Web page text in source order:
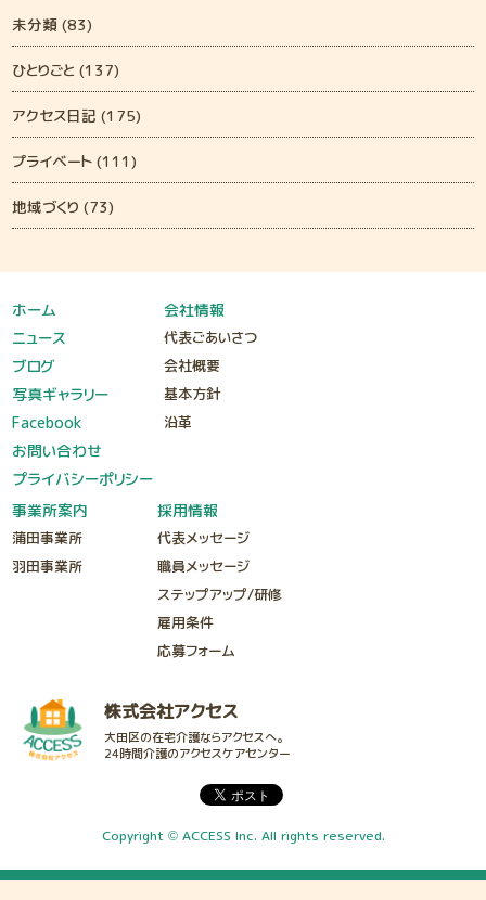
未分類 (83)
ひとりごと (137)
アクセス日記 (175)
プライベート (111)
地域づくり (73)
ホーム
ニュース
ブログ
写真ギャラリー
Facebook
お問い合わせ
プライバシーポリシー
会社情報
代表ごあいさつ
会社概要
基本方針
沿革
事業所案内
蒲田事業所
羽田事業所
採用情報
代表メッセージ
職員メッセージ
ステップアップ/研修
雇用条件
応募フォーム
株式会社アクセス
大田区の在宅介護ならアクセスへ。
24時間介護のアクセスケアセンター
Copyright © ACCESS Inc. All rights reserved.